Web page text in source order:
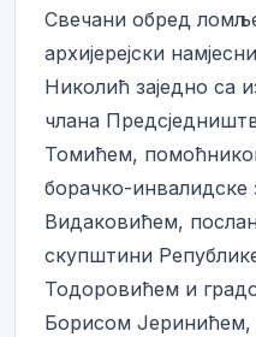
Свечани обред
архијерејски
Николић заједно са
члана
Томићем,
борачко-
Видаковићем,
скупштини
Тодоровићем и
Борисом Јеринићем,